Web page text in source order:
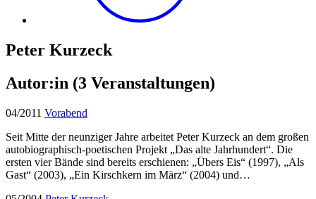
Peter Kurzeck
Autor:in (3 Veranstaltungen)
04/2011 Vorabend
Seit Mitte der neunziger Jahre arbeitet Peter Kurzeck an dem großen
autobiographisch-poetischen Projekt „Das alte Jahrhundert“. Die
ersten vier Bände sind bereits erschienen: „Übers Eis“ (1997), „Als
Gast“ (2003), „Ein Kirschkern im März“ (2004) und…